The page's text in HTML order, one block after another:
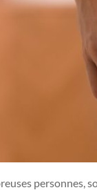
personnes,